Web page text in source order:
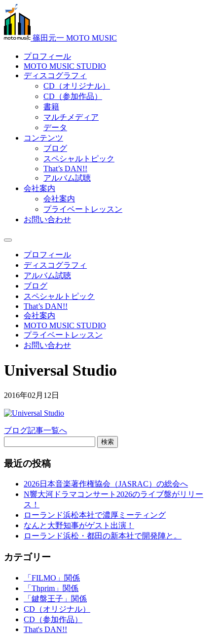
篠田元一 MOTO MUSIC
プロフィール
MOTO MUSIC STUDIO
ディスコグラフィ
CD（オリジナル）
CD（参加作品）
書籍
マルチメディア
データ
コンテンツ
ブログ
スペシャルトピック
That’s DAN!!
アルバム試聴
会社案内
会社案内
プライベートレッスン
お問い合わせ
プロフィール
ディスコグラフィ
アルバム試聴
ブログ
スペシャルトピック
That’s DAN!!
会社案内
MOTO MUSIC STUDIO
プライベートレッスン
お問い合わせ
Universal Studio
2016年02月12日
ブログ記事一覧へ
検索
最近の投稿
2026日本音楽著作権協会（JASRAC）の総会へ
N響大河ドラマコンサート2026のライブ盤がリリー
ス！
ローランド浜松本社で濃厚ミーティング
なんと大野知事がゲスト出演！
ローランド浜松・都田の新本社で開発陣と。
カテゴリー
「FILMO」関係
「Thprim」関係
「鍵盤王子」関係
CD（オリジナル）
CD（参加作品）
That's DAN!!